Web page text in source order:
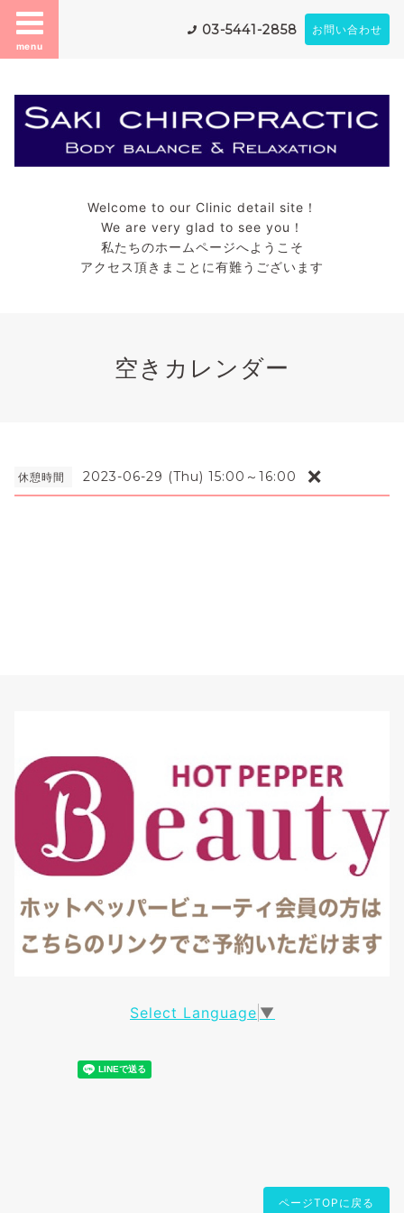
menu
03-5441-2858 お問い合わせ
Welcome to our Clinic detail site！
We are very glad to see you！
私たちのホームページへようこそ
アクセス頂きまことに有難うございます
空きカレンダー
休憩時間 2023-06-29 (Thu) 15:00～16:00 ❌
Select Language ▼
ページTOPに戻る